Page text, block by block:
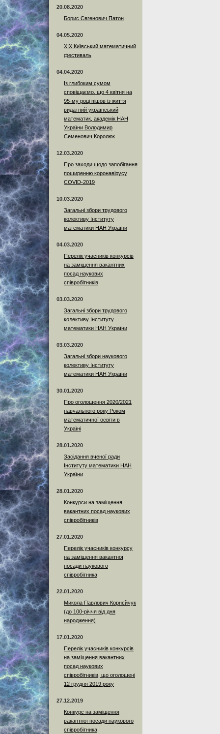
20.08.2020
Борис Євгенович Патон
04.05.2020
XIX Київський математичний
фестиваль
04.04.2020
Із глибоким сумом
сповіщаємо, що 4 квітня на
95-му році пішов із життя
видатний український
математик, академік НАН
України Володимир
Семенович Королюк
12.03.2020
Про заходи щодо запобігання
поширенню коронавірусу
COVID-2019
10.03.2020
Загальні збори трудового
колективу Інституту
математики НАН України
04.03.2020
Перелік учасників конкурсів
на заміщення вакантних
посад наукових
співробітників
03.03.2020
Загальні збори трудового
колективу Інституту
математики НАН України
03.03.2020
Загальні збори наукового
колективу Інституту
математики НАН України
30.01.2020
Про оголошення 2020/2021
навчального року Роком
математичної освіти в
Україні
28.01.2020
Засідання вченої ради
Інституту математики НАН
України
28.01.2020
Конкурси на заміщення
вакантних посад наукових
співробітників
27.01.2020
Перелік учасників конкурсу
на заміщення вакантної
посади наукового
співробітника
22.01.2020
Микола Павлович Корнєйчук
(до 100-річчя від дня
народження)
17.01.2020
Перелік учасників конкурсів
на заміщення вакантних
посад наукових
співробітників, що оголошені
12 грудня 2019 року
27.12.2019
Конкурс на заміщення
вакантної посади наукового
співробітника